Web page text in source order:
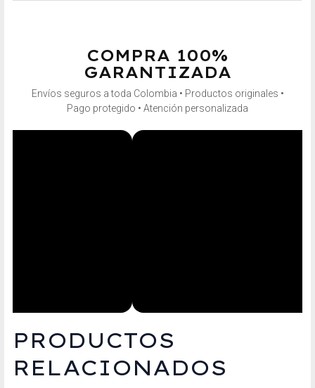
COMPRA 100%
GARANTIZADA
Envíos seguros a toda Colombia • Productos originales •
Pago protegido • Atención personalizada
PRODUCTOS
RELACIONADOS